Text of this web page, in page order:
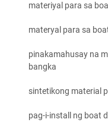
materiyal para sa
materyal para sa
pinakamahusay na
bangka
sintetikong material
pag-i-install ng boat